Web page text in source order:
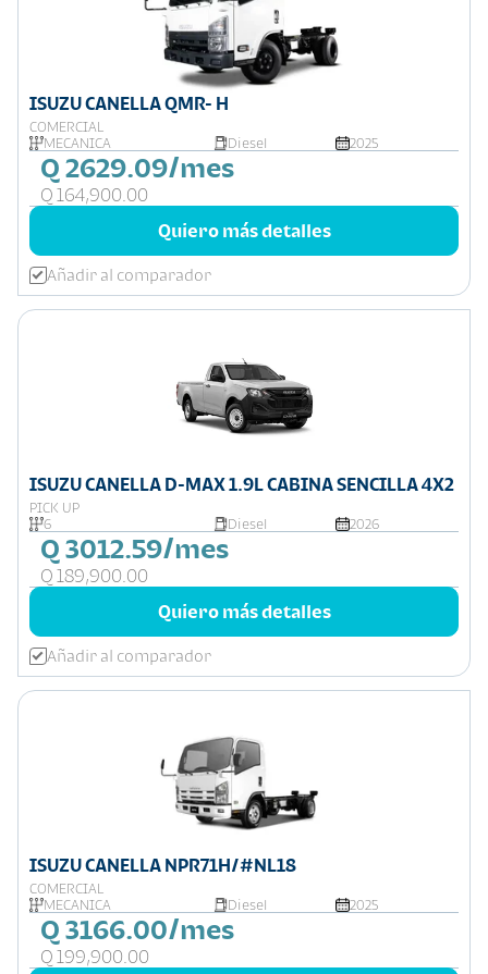
ISUZU CANELLA QMR- H
COMERCIAL
MECANICA
Diesel 2025
Q 2629.09/mes
Q 164,900.00
Quiero más detalles
Añadir al comparador
ISUZU CANELLA D-MAX 1.9L CABINA SENCILLA 4X2
PICK UP
6
Diesel 2026
Q 3012.59/mes
Q 189,900.00
Quiero más detalles
Añadir al comparador
ISUZU CANELLA NPR71H/#NL18
COMERCIAL
MECANICA
Diesel 2025
Q 3166.00/mes
Q 199,900.00